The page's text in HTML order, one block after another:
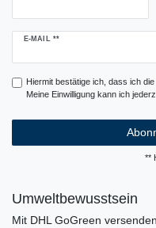
E-MAIL **
Newsletter
Hiermit bestätige ich, dass ich die
Meine Einwilligung kann ich
**
Umweltbewusstsein
Mit DHL GoGreen